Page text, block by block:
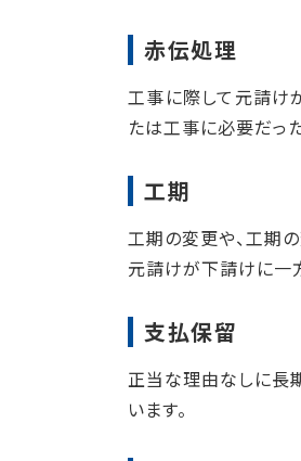
赤伝処理
工事に際して元請け
たは工事に必要だっ
工期
工期の変更や、工期
元請けが下請けに一
支払保留
正当な理由なしに長
います。